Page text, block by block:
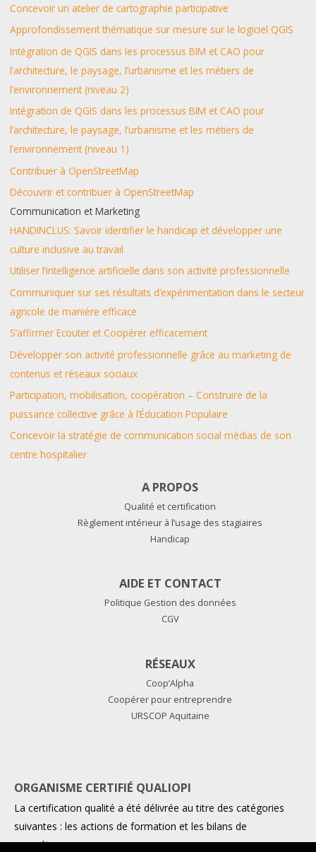
Concevoir un atelier de cartographie participative
Approfondissement thématique sur mesure sur le logiciel QGIS
Intégration de QGIS dans les processus BIM et CAO pour
l’architecture, le paysage, l’urbanisme et les métiers de
l’environnement (niveau 2)
Intégration de QGIS dans les processus BIM et CAO pour
l’architecture, le paysage, l’urbanisme et les métiers de
l’environnement (niveau 1)
Contribuer à OpenStreetMap
Découvrir et contribuer à OpenStreetMap
Communication et Marketing
HANDINCLUS: Savoir identifier le handicap et développer une
culture inclusive au travail
Utiliser l’intelligence artificielle dans son activité professionnelle
Communiquer sur ses résultats d’expérimentation dans le secteur
agricole de manière efficace
S’affirmer Ecouter et Coopérer efficacement
Développer son activité professionnelle grâce au marketing de
contenus et réseaux sociaux
Participation, mobilisation, coopération – Construire de la
puissance collective grâce à l’Éducation Populaire
Concevoir la stratégie de communication social médias de son
centre hospitalier
A PROPOS
Qualité et certification
Règlement intérieur à l’usage des stagiaires
Handicap
AIDE ET CONTACT
Politique Gestion des données
CGV
RÉSEAUX
Coop’Alpha
Coopérer pour entreprendre
URSCOP Aquitaine
ORGANISME CERTIFIÉ QUALIOPI
La certification qualité a été délivrée au titre des catégories
suivantes : les actions de formation et les bilans de
compétences